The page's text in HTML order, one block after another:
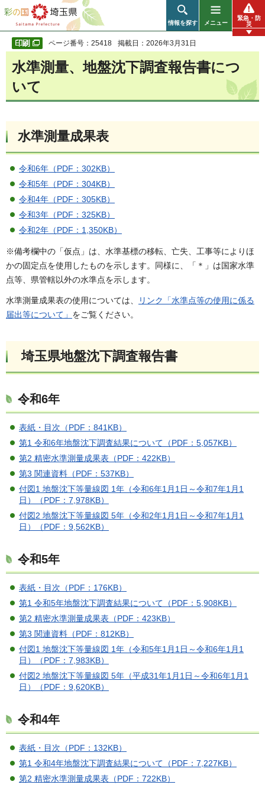
彩の国 埼玉県
情報を探す メニュー
緊急・防
災
ページ番号：25418 掲載日：2026年3月31日
水準測量、地盤沈下調査報告書につ
いて
水準測量成果表
令和6年（PDF：302KB）
令和5年（PDF：304KB）
令和4年（PDF：305KB）
令和3年（PDF：325KB）
令和2年（PDF：1,350KB）
※備考欄中の「仮点」は、水準基標の移転、亡失、工事等によりほ
かの固定点を使用したものを示します。同様に、「＊」は国家水準
点等、県管轄以外の水準点を示します。
水準測量成果表の使用については、
リンク「水準点等の使用に係る
届出等について」 をご覧ください。
埼玉県地盤沈下調査報告書
令和6年
表紙・目次（PDF：841KB）
第1 令和6年地盤沈下調査結果について（PDF：5,057KB）
第2 精密水準測量成果表（PDF：422KB）
第3 関連資料（PDF：537KB）
付図1 地盤沈下等量線図 1年（令和6年1月1日～令和7年1月1
日）（PDF：7,978KB）
付図2 地盤沈下等量線図 5年（令和2年1月1日～令和7年1月1
日）（PDF：9,562KB）
令和5年
表紙・目次（PDF：176KB）
第1 令和5年地盤沈下調査結果について（PDF：5,908KB）
第2 精密水準測量成果表（PDF：423KB）
第3 関連資料（PDF：812KB）
付図1 地盤沈下等量線図 1年（令和5年1月1日～令和6年1月1
日）（PDF：7,983KB）
付図2 地盤沈下等量線図 5年（平成31年1月1日～令和6年1月1
日）（PDF：9,620KB）
令和4年
表紙・目次（PDF：132KB）
第1 令和4年地盤沈下調査結果について（PDF：7,227KB）
第2 精密水準測量成果表（PDF：722KB）